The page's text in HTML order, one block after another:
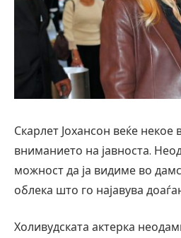
Скарлет Јохансон веќе некое
вниманието на јавноста.
можност да ја видиме во
облека што го најавува
Холивудската актерка